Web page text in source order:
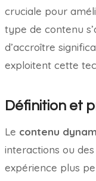
cruciale pour
type de contenu
d’accroître
exploitent cette
Définition et
Le contenu
interactions ou
expérience plus